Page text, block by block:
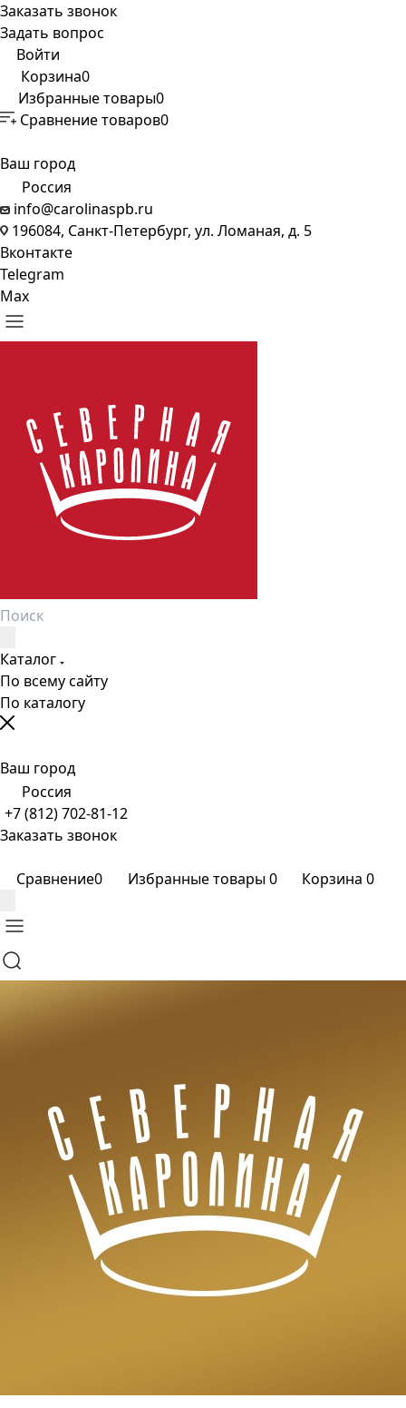
Заказать звонок
Задать вопрос
Войти
Корзина0
Избранные товары0
Сравнение товаров0
Ваш город
Россия
info@carolinaspb.ru
196084, Санкт-Петербург, ул. Ломаная, д. 5
Вконтакте
Telegram
Max
Каталог
По всему сайту
По каталогу
Ваш город
Россия
+7 (812) 702-81-12
Заказать звонок
Сравнение0 Избранные товары0 Корзина 0